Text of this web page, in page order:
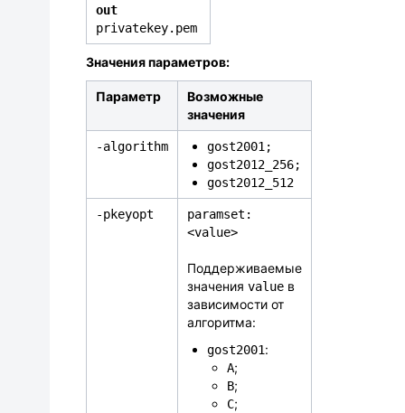
out
privatekey.pem
Значения параметров:
Параметр
Возможные
значения
‑algorithm
gost2001;
gost2012_256;
gost2012_512
-pkeyopt
paramset:
<value>
Поддерживаемые
значения value в
зависимости от
алгоритма:
gost2001:
A;
B;
C;